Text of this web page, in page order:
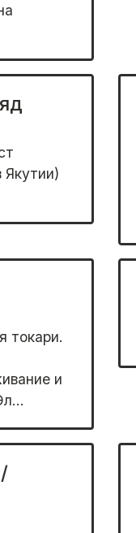
Якутии)
токари.
и